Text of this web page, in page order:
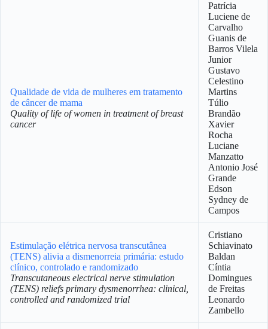
Qualidade de vida de mulheres em tratamento
de câncer de mama
Quality of life of women in treatment of breast
cancer
Patrícia
Luciene de
Carvalho
Guanis de
Barros Vilela
Junior
Gustavo
Celestino
Martins
Túlio
Brandão
Xavier
Rocha
Luciane
Manzatto
Antonio José
Grande
Edson
Sydney de
Campos
Estimulação elétrica nervosa transcutânea
(TENS) alivia a dismenorreia primária: estudo
clínico, controlado e randomizado
Transcutaneous electrical nerve stimulation
(TENS) reliefs primary dysmenorrhea: clinical,
controlled and randomized trial
Cristiano
Schiavinato
Baldan
Cíntia
Domingues
de Freitas
Leonardo
Zambello